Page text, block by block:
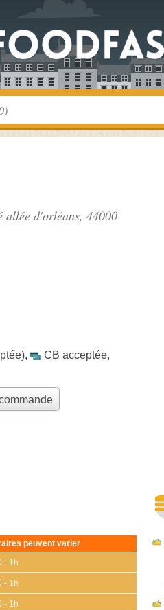
allée d'orléans, 44000
, CB acceptée,
peuvent varier
- 1h
- 1h
- 1h